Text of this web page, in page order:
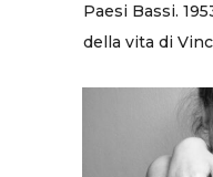
Paesi Bassi.
della vita di